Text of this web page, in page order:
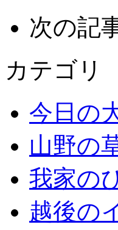
次の記
カテゴリ
今日の
山野の
我家の
越後の